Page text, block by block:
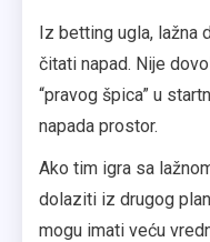
Iz betting ugla, lažna
čitati napad. Nije
“pravog špica” u
napada prostor.
Ako tim igra sa
dolaziti iz drugog
mogu imati veću